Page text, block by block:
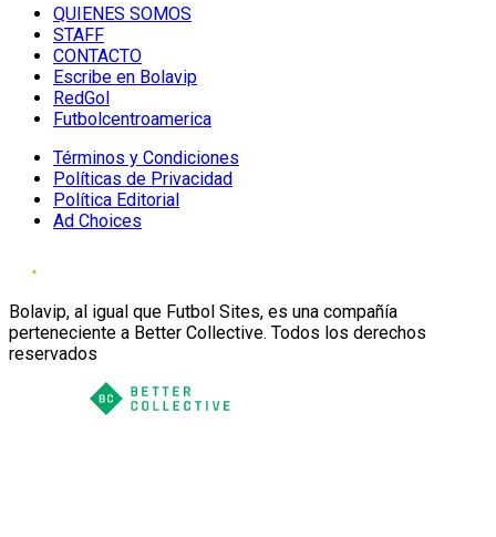
QUIENES SOMOS
STAFF
CONTACTO
Escribe en Bolavip
RedGol
Futbolcentroamerica
Términos y Condiciones
Políticas de Privacidad
Política Editorial
Ad Choices
Bolavip, al igual que Futbol Sites, es una compañía
perteneciente a Better Collective. Todos los derechos
reservados